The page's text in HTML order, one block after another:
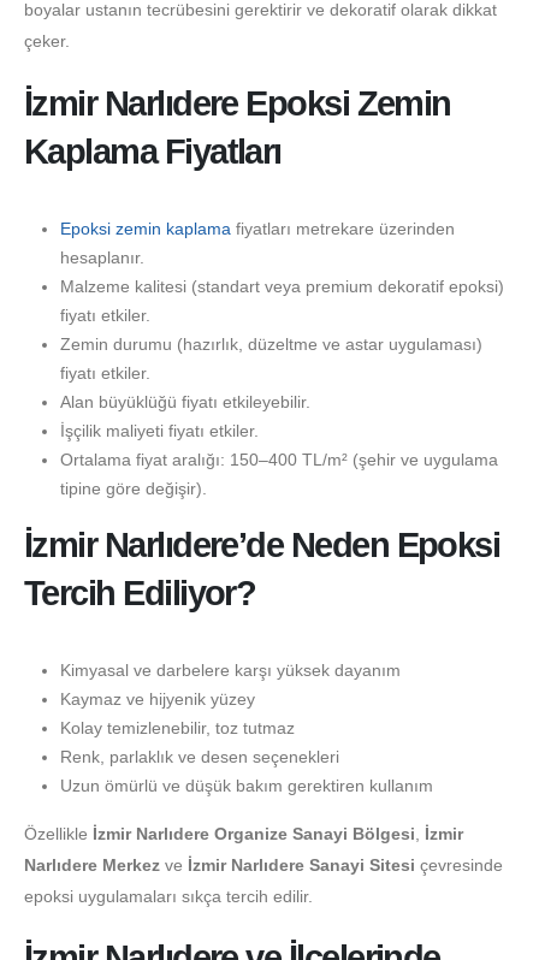
boyalar ustanın tecrübesini gerektirir ve dekoratif olarak dikkat
çeker.
İzmir Narlıdere Epoksi Zemin
Kaplama Fiyatları
Epoksi zemin kaplama fiyatları metrekare üzerinden
hesaplanır.
Malzeme kalitesi (standart veya premium dekoratif epoksi)
fiyatı etkiler.
Zemin durumu (hazırlık, düzeltme ve astar uygulaması)
fiyatı etkiler.
Alan büyüklüğü fiyatı etkileyebilir.
İşçilik maliyeti fiyatı etkiler.
Ortalama fiyat aralığı: 150–400 TL/m² (şehir ve uygulama
tipine göre değişir).
İzmir Narlıdere’de Neden Epoksi
Tercih Ediliyor?
Kimyasal ve darbelere karşı yüksek dayanım
Kaymaz ve hijyenik yüzey
Kolay temizlenebilir, toz tutmaz
Renk, parlaklık ve desen seçenekleri
Uzun ömürlü ve düşük bakım gerektiren kullanım
Özellikle İzmir Narlıdere Organize Sanayi Bölgesi
İzmir
Narlıdere Merkez ve İzmir Narlıdere Sanayi Sitesi çevresinde
epoksi uygulamaları sıkça tercih edilir.